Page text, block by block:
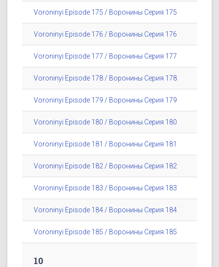
Voroninyi Episode 175 / Воронины Серия 175
Voroninyi Episode 176 / Воронины Серия 176
Voroninyi Episode 177 / Воронины Серия 177
Voroninyi Episode 178 / Воронины Серия 178
Voroninyi Episode 179 / Воронины Серия 179
Voroninyi Episode 180 / Воронины Серия 180
Voroninyi Episode 181 / Воронины Серия 181
Voroninyi Episode 182 / Воронины Серия 182
Voroninyi Episode 183 / Воронины Серия 183
Voroninyi Episode 184 / Воронины Серия 184
Voroninyi Episode 185 / Воронины Серия 185
10